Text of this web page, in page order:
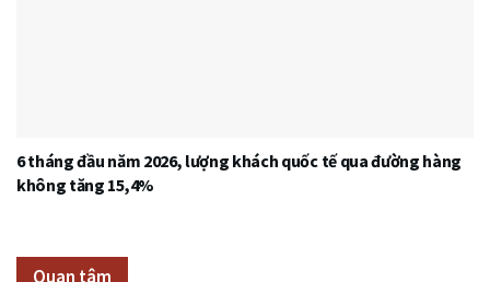
6 tháng đầu năm 2026, lượng khách quốc tế qua đường hàng
không tăng 15,4%
Quan tâm